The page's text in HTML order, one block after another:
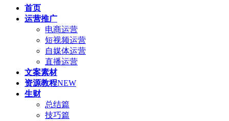
首页
运营推广
电商运营
短视频运营
自媒体运营
直播运营
文案素材
资源教程NEW
生财
总结篇
技巧篇